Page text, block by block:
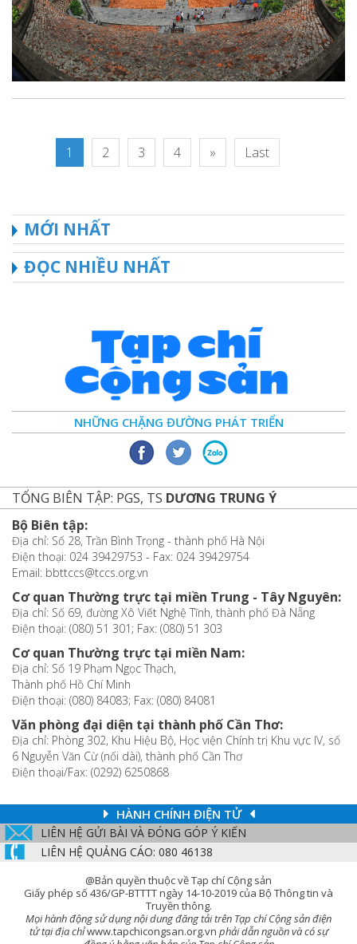
1 2 3 4 » Last
MỚI NHẤT
ĐỌC NHIỀU NHẤT
NHỮNG CHẶNG ĐƯỜNG PHÁT TRIỂN
TỔNG BIÊN TẬP: PGS, TS DƯƠNG TRUNG Ý
Bộ Biên tập:
Địa chỉ: Số 28, Trần Bình Trọng - thành phố Hà Nội
Điện thoại: 024 39429753 - Fax: 024 39429754
Email: bbttccs@tccs.org.vn
Cơ quan Thường trực tại miền Trung - Tây Nguyên:
Địa chỉ: Số 69, đường Xô Viết Nghệ Tĩnh, thành phố Đà Nẵng
Điện thoại: (080) 51 301; Fax: (080) 51 303
Cơ quan Thường trực tại miền Nam:
Địa chỉ: Số 19 Phạm Ngọc Thạch,
Thành phố Hồ Chí Minh
Điện thoại: (080) 84083; Fax: (080) 84081
Văn phòng đại diện tại thành phố Cần Thơ:
Địa chỉ: Phòng 302, Khu Hiệu Bộ, Học viện Chính trị Khu vực IV, số
6 Nguyễn Văn Cừ (nối dài), thành phố Cần Thơ
Điện thoại/Fax: (0292) 6250868
HÀNH CHÍNH ĐIỆN TỬ
LIÊN HỆ GỬI BÀI VÀ ĐÓNG GÓP Ý KIẾN
LIÊN HỆ QUẢNG CÁO: 080 46138
@Bản quyền thuộc về Tạp chí Cộng sản
Giấy phép số 436/GP-BTTTT ngày 14-10-2019 của Bộ Thông tin và
Truyền thông.
Mọi hành động sử dụng nội dung đăng tải trên Tạp chí Cộng sản điện
tử tại địa chỉwww.tapchicongsan.org.vn phải dẫn nguồn và có sự